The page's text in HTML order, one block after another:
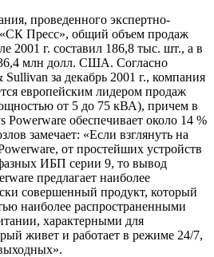
проведенного экспертно-
Пресс», общий объем продаж
2001 г. составил 186,8 тыс. шт., а в
млн долл. США. Согласно
за декабрь 2001 г., компания
европейским лидером продаж
от 5 до 75 кВА), причем в
Powerware обеспечивает около 14 %
замечает: «Если взглянуть на
от простейших устройств
ИБП серии 9, то вывод
предлагает наиболее
совершенный продукт, который
наиболее распространенными
характерными для
живет и работает в режиме 24/7,